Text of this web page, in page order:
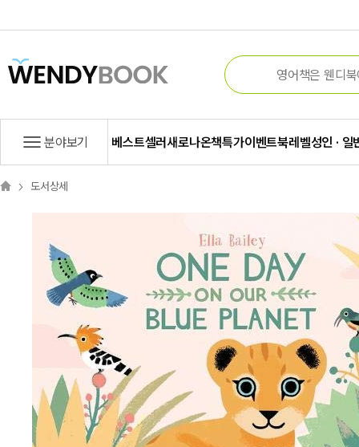
분야보기 베스트셀러새로나온책특가이벤트북레벨성인 · 일
도서상세